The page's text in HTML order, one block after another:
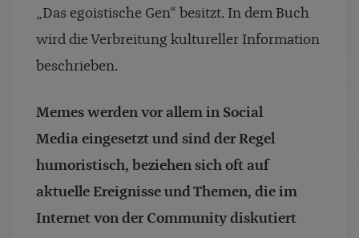
„Das egoistische Gen“ besitzt. In dem Buch
wird die Verbreitung kultureller Information
beschrieben.
Memes werden vor allem in Social
Media eingesetzt und sind der Regel
humoristisch, beziehen sich oft auf
aktuelle Ereignisse und Themen, die im
Internet von der Community diskutiert